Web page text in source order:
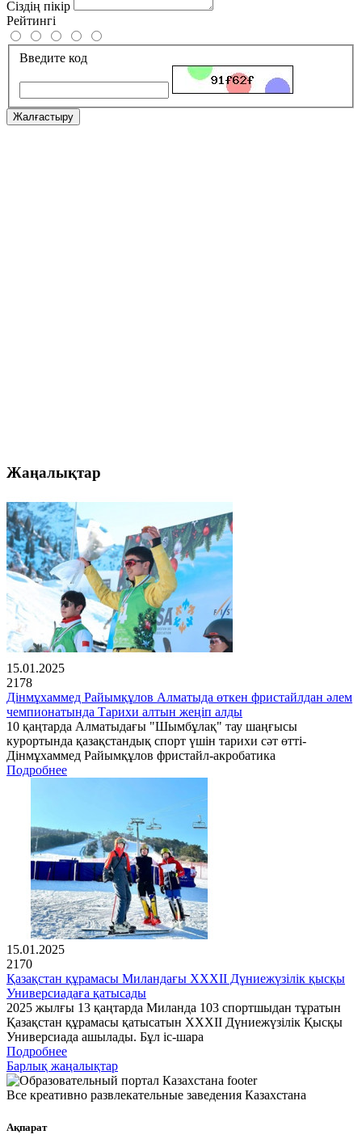
Сіздің пікір
Рейтингі
Введите код
Жалғастыру
Жаңалықтар
15.01.2025
2178
Дінмұхаммед Райымқұлов Алматыда өткен фристайлдан әлем
чемпионатында Тарихи алтын жеңіп алды
10 қаңтарда Алматыдағы "Шымбұлақ" тау шаңғысы
курортында қазақстандық спорт үшін тарихи сәт өтті-
Дінмұхаммед Райымқұлов фристайл-акробатика
Подробнее
15.01.2025
2170
Қазақстан құрамасы Миландағы XXXII Дүниежүзілік қысқы
Универсиадаға қатысады
2025 жылғы 13 қаңтарда Миланда 103 спортшыдан тұратын
Қазақстан құрамасы қатысатын XXXII Дүниежүзілік Қысқы
Универсиада ашылады. Бұл іс-шара
Подробнее
Барлық жаңалықтар
Все креативно развлекательные заведения Казахстана
Ақпарат